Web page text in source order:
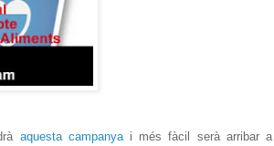
aquesta campanyai més fàcil serà arribar a